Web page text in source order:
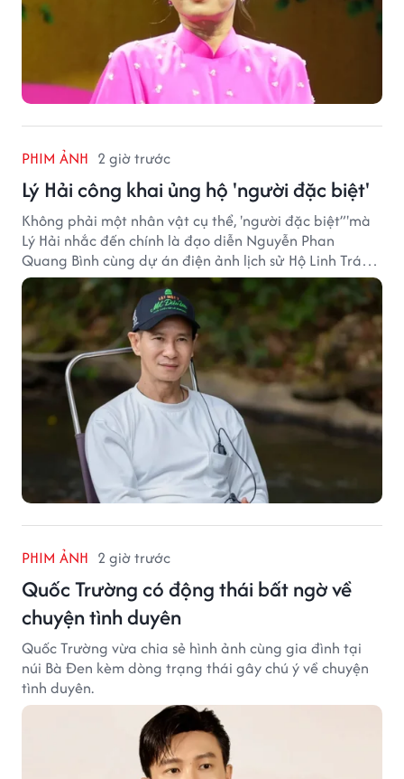
PHIM ẢNH 2 giờ trước
Lý Hải công khai ủng hộ 'người đặc biệt'
Không phải một nhân vật cụ thể, 'người đặc biệt”'mà
Lý Hải nhắc đến chính là đạo diễn Nguyễn Phan
Quang Bình cùng dự án điện ảnh lịch sử Hộ Linh Tráng
Sĩ: Bí Ẩn Mộ Vua Đinh.
PHIM ẢNH 2 giờ trước
Quốc Trường có động thái bất ngờ về
chuyện tình duyên
Quốc Trường vừa chia sẻ hình ảnh cùng gia đình tại
núi Bà Đen kèm dòng trạng thái gây chú ý về chuyện
tình duyên.